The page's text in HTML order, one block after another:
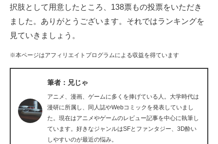
択肢として用意したところ、138票もの投票をいただき
ました。ありがとうございます。それではランキングを
見ていきましょう。
※本ページはアフィリエイトプログラムによる収益を得ています
筆者：兄じゃ
アニメ、漫画、ゲームに多くを捧げている人。大学時代は
漫研に所属し、同人誌やWebコミックを発表していまし
た。現在はアニメやゲームのレビュー記事を中心に執筆し
ています。好きなジャンルはSFとファンタジー、3D酔い
しやすいのが最近の悩み。